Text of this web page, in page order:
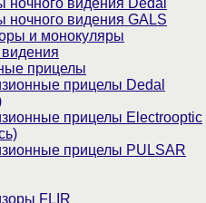
ночного видения Dedal
ночного видения GALS
и монокуляры
прицелы
прицелы Dedal
прицелы Electrooptic
прицелы PULSAR
FLIR